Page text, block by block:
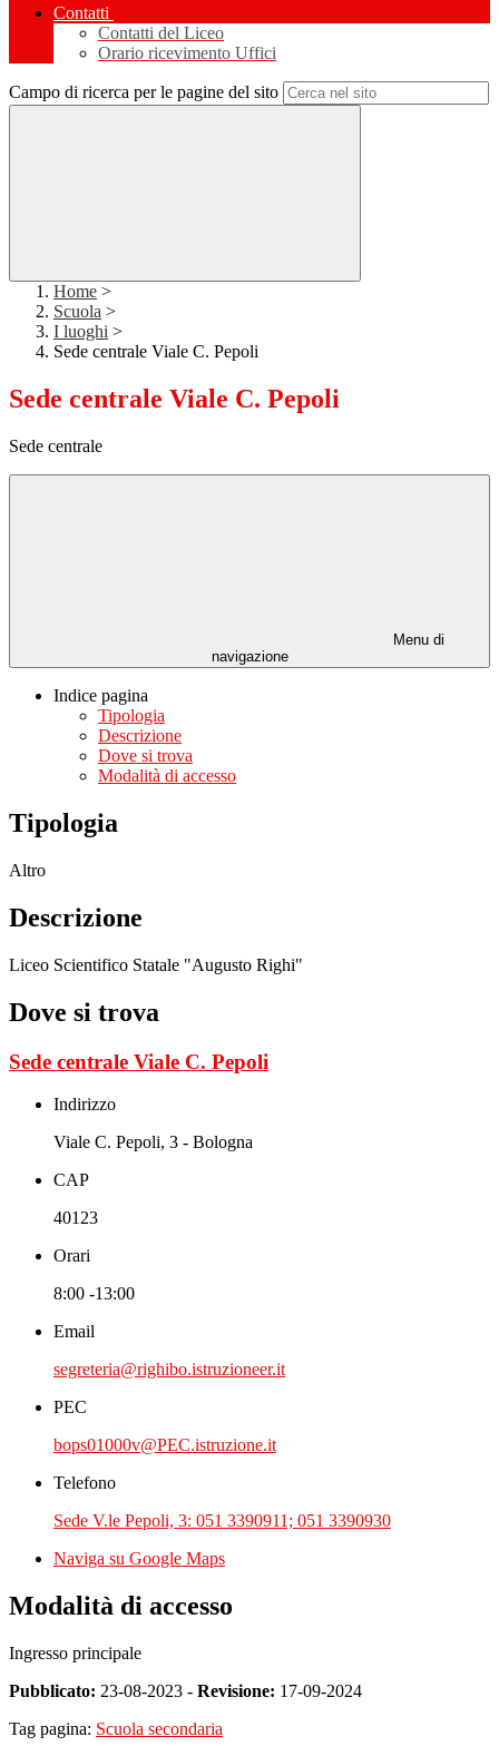
Contatti
Contatti del Liceo
Orario ricevimento Uffici
Campo di ricerca per le pagine del sito
Home >
Scuola >
I luoghi >
Sede centrale Viale C. Pepoli
Sede centrale Viale C. Pepoli
Sede centrale
Menu di
navigazione
Indice pagina
Tipologia
Descrizione
Dove si trova
Modalità di accesso
Tipologia
Altro
Descrizione
Liceo Scientifico Statale "Augusto Righi"
Dove si trova
Sede centrale Viale C. Pepoli
Indirizzo
Viale C. Pepoli, 3 - Bologna
CAP
40123
Orari
8:00 -13:00
Email
segreteria@righibo.istruzioneer.it
PEC
bops01000v@PEC.istruzione.it
Telefono
Sede V.le Pepoli, 3: 051 3390911; 051 3390930
Naviga su Google Maps
Modalità di accesso
Ingresso principale
Pubblicato: 23-08-2023 - Revisione: 17-09-2024
Tag pagina: Scuola secondaria